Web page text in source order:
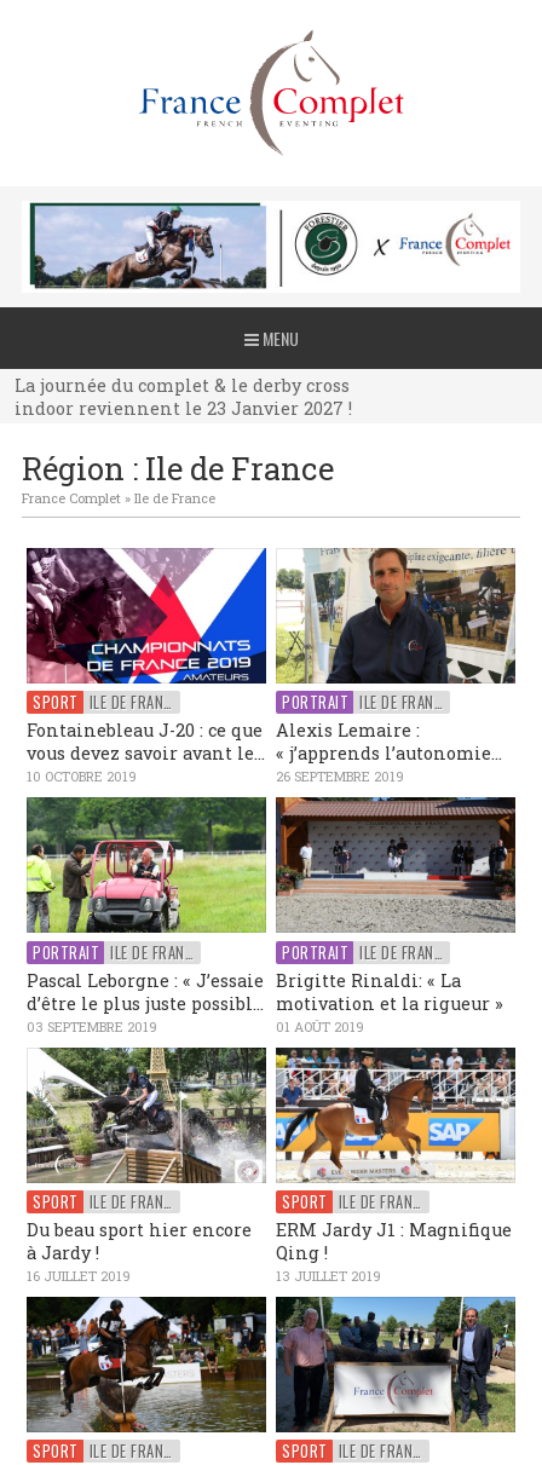
MENU
La journée du complet & le derby cross
indoor reviennent le 23 Janvier 2027 !
La journée du complet & le derby cross
indoor reviennent le 23 Janvier 2027 !
indoor reviennent le 23 Janvier 2027 !
Région : Ile de France
France Complet» Ile de France
SPORT
ILE DE FRANCE
Fontainebleau J-20 : ce que
vous devez savoir avant le...
10 OCTOBRE 2019
PORTRAIT
ILE DE FRANCE
Alexis Lemaire :
« j’apprends l’autonomie...
26 SEPTEMBRE 2019
PORTRAIT
Pascal Leborgne : « J’essaie
d’être le plus juste possibl...
03 SEPTEMBRE 2019
PORTRAIT
Brigitte Rinaldi: « La
motivation et la rigueur »
01 AOÛT 2019
SPORT
ILE DE FRANCE
Du beau sport hier encore
à Jardy !
16 JUILLET 2019
SPORT
ILE DE FRANCE
ERM Jardy J1 : Magnifique
Qing !
13 JUILLET 2019
SPORT
ILE DE FRANCE
SPORT
ILE DE FRANCE